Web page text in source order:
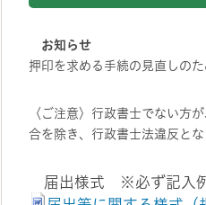
お知らせ
押印を求める手続の見直しの
〈ご注意〉行政書士でない方
合を除き、行政書士法違反と
届出様式 ※必ず記入例